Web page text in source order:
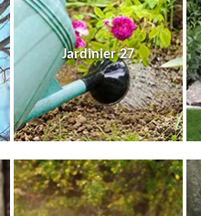
Jardinier 27